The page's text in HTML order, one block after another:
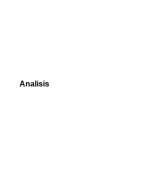
Analisis